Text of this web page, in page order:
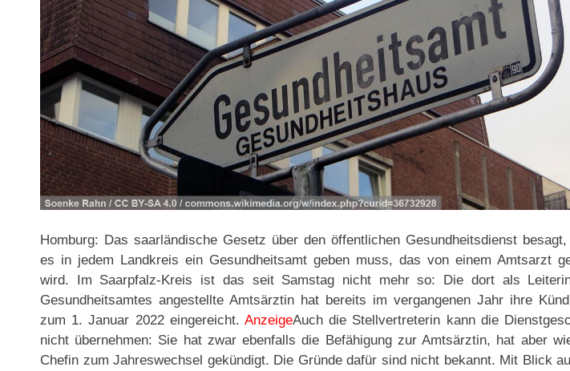
Homburg: Das saarländische Gesetz über den öffentlichen Gesundheitsdienst
es in jedem Landkreis ein Gesundheitsamt geben muss, das von einem Amtsarzt
wird. Im Saarpfalz-Kreis ist das seit Samstag nicht mehr so: Die dort als
Gesundheitsamtes angestellte Amtsärztin hat bereits im vergangenen Jahr ihre
zum 1. Januar 2022 eingereicht. AnzeigeAuch die Stellvertreterin kann die
nicht übernehmen: Sie hat zwar ebenfalls die Befähigung zur Amtsärztin, hat aber
Chefin zum Jahreswechsel gekündigt. Die Gründe dafür sind nicht bekannt. Mit Blick